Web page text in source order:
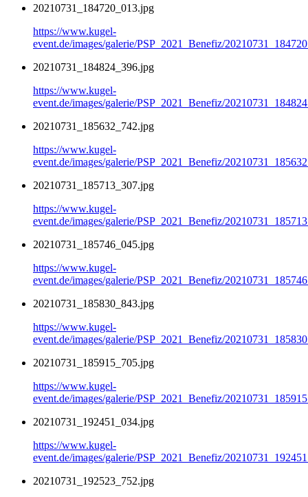
20210731_184720_013.jpg
https://www.kugel-
event.de/images/galerie/PSP_2021_Benefiz/
20210731_184824_396.jpg
https://www.kugel-
event.de/images/galerie/PSP_2021_Benefiz/
20210731_185632_742.jpg
https://www.kugel-
event.de/images/galerie/PSP_2021_Benefiz/
20210731_185713_307.jpg
https://www.kugel-
event.de/images/galerie/PSP_2021_Benefiz/
20210731_185746_045.jpg
https://www.kugel-
event.de/images/galerie/PSP_2021_Benefiz/
20210731_185830_843.jpg
https://www.kugel-
event.de/images/galerie/PSP_2021_Benefiz/
20210731_185915_705.jpg
https://www.kugel-
event.de/images/galerie/PSP_2021_Benefiz/
20210731_192451_034.jpg
https://www.kugel-
event.de/images/galerie/PSP_2021_Benefiz/
20210731_192523_752.jpg